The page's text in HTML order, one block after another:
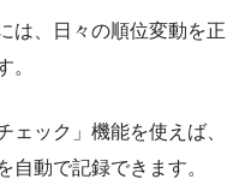
は、日々の順位変動を正
。
ェック」機能を使えば、
自動で記録できます。